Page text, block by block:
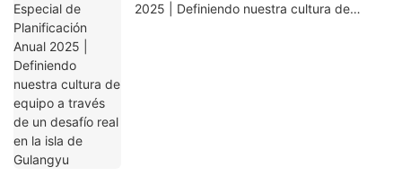
2025 | Definiendo nuestra cultura de